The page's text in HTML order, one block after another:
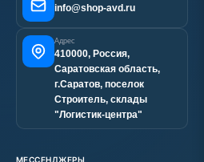
info@shop-avd.ru
Адрес
410000, Россия,
Саратовская область,
г.Саратов, поселок
Строитель, склады
"Логистик-центра"
МЕССЕНДЖЕРЫ